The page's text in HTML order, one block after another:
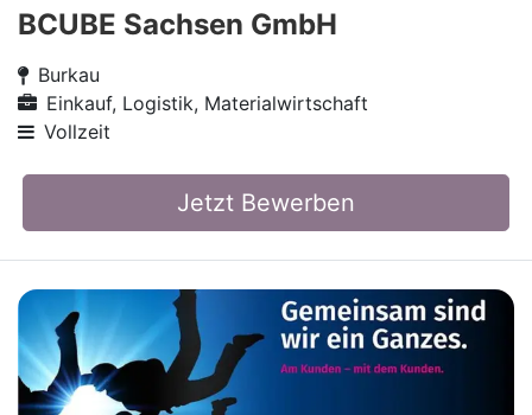
BCUBE Sachsen GmbH
Burkau
Einkauf, Logistik, Materialwirtschaft
Vollzeit
Jetzt Bewerben